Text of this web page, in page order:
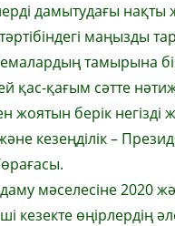
дамытудағы
маңызды
тамырына
қас-қағым сәтте
берік негізді
кезеңділік –
мәселесіне
кезекте өңірлердің